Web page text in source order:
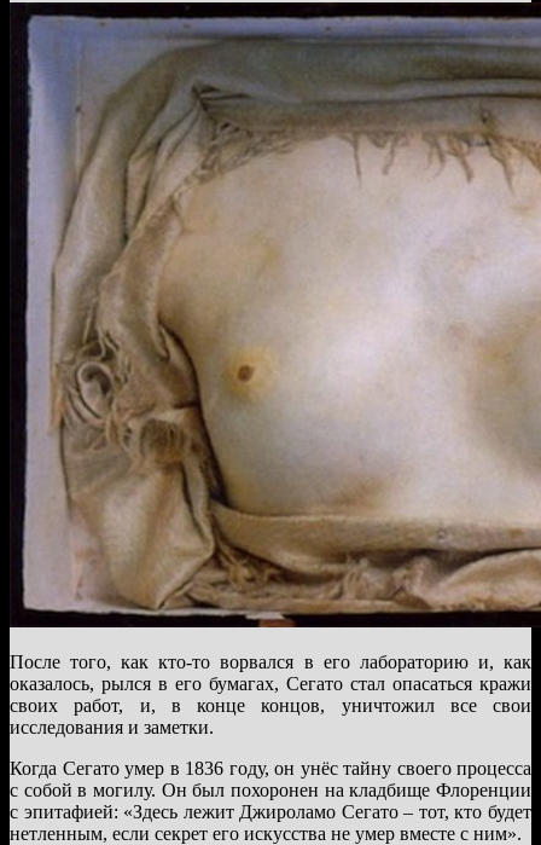
После того, как кто-то ворвался в его лабораторию и, как
оказалось, рылся в его бумагах, Сегато стал опасаться кражи
своих работ, и, в конце концов, уничтожил все свои
исследования и заметки.
Когда Сегато умер в 1836 году, он унёс тайну своего процесса
с собой в могилу. Он был похоронен на кладбище Флоренции
с эпитафией: «Здесь лежит Джироламо Сегато – тот, кто будет
нетленным, если секрет его искусства не умер вместе с ним».